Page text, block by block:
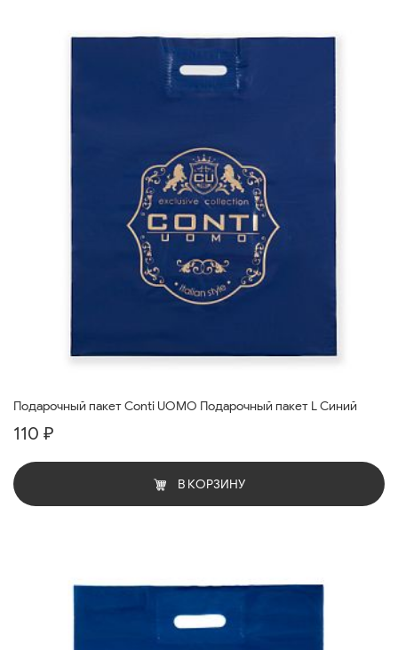
Подарочный пакет Conti UOMO Подарочный пакет L Синий
110 ₽
В КОРЗИНУ